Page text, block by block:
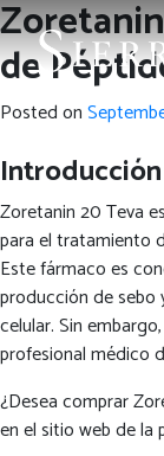
de
Posted on
Zoretanin 20 Teva
para el tratamiento
Este fármaco es
producción de sebo
celular. Sin
profesional médico
¿Desea comprar
en el sitio web de la